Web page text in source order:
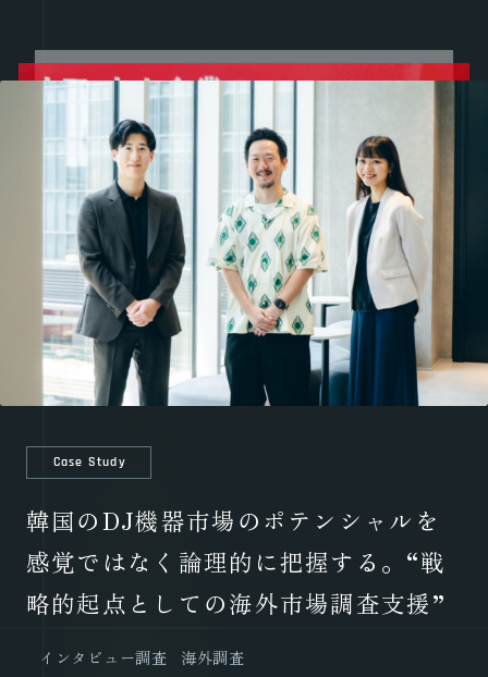
Case Study
感覚ではなく論理的に把握する。“戦
インタビュー調査 海外調査
インタビュー調査 海外調査